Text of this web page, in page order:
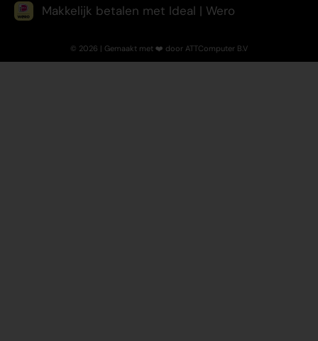
Makkelijk betalen met Ideal | Wero
© 2026 | Gemaakt met ❤️ door ATTComputer B.V